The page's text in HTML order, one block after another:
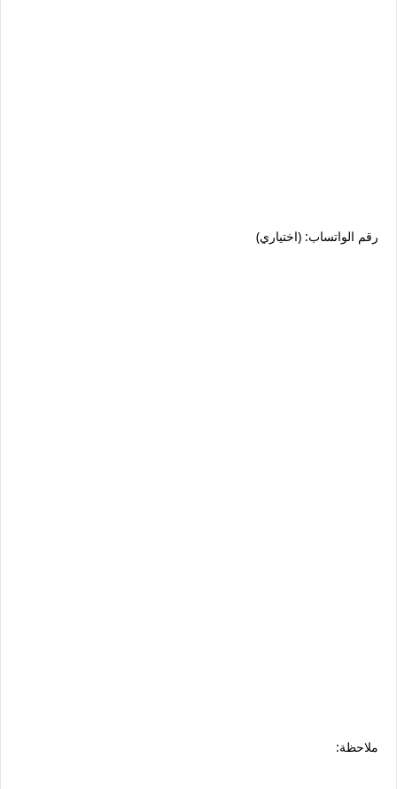
رقم الواتساب: (اختياري)
ملاحظة: